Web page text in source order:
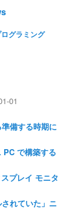
グラミング
01
備する時期に
で構築する
プレイ モニタ
れていた」ニ